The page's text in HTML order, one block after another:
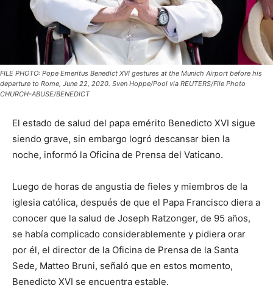
FILE PHOTO: Pope Emeritus Benedict XVI gestures at the Munich Airport before his
departure to Rome, June 22, 2020. Sven Hoppe/Pool via REUTERS/File Photo
CHURCH-ABUSE/BENEDICT
El estado de salud del papa emérito Benedicto XVI sigue
siendo grave, sin embargo logró descansar bien la
noche, informó la Oficina de Prensa del Vaticano.
Luego de horas de angustia de fieles y miembros de la
iglesia católica, después de que el Papa Francisco diera a
conocer que la salud de Joseph Ratzonger, de 95 años,
se había complicado considerablemente y pidiera orar
por él, el director de la Oficina de Prensa de la Santa
Sede, Matteo Bruni, señaló que en estos momento,
Benedicto XVI se encuentra estable.